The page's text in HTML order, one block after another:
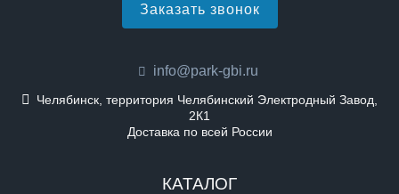
Заказать звонок
info@park-gbi.ru
Челябинск, территория Челябинский Электродный Завод,
2К1
Доставка по всей России
КАТАЛОГ